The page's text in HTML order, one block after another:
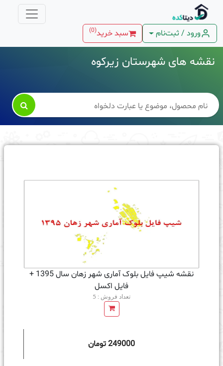
ورود / ثبت‌نام سبد خرید(
0
)
نقشه های شهرستان زیرکوه

نقشه شیپ فایل بلوک آماری شهر زهان سال 1395 +
فايل اكسل
تعداد فروش : 5
249000 تومان